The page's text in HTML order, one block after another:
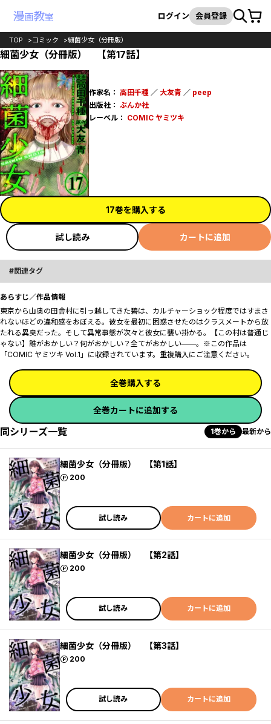
検索
ログイン 会員登録カート
TOP コミック 細菌少女（分冊版）
細菌少女（分冊版） 【第17話】
作家名： 高田千種 ／ 大友青 ／ peep
出版社： ぶんか社
レーベル： COMIC ヤミツキ
17巻を購入する
試し読み カートに追加
関連タグ
あらすじ／作品情報
東京から山奥の田舎村に引っ越してきた碧は、カルチャーショック程度ではすまさ
れないほどの違和感をおぼえる。彼女を最初に困惑させたのはクラスメートから放
たれる異臭だった。そして異常事態が次々と彼女に襲い掛かる。【この村は普通じ
ゃない】誰がおかしい？何がおかしい？全てがおかしい——。※この作品は
「COMIC ヤミツキ Vol.1」に収録されています。重複購入にご注意ください。
全巻購入する
全巻カートに追加する
同シリーズ一覧 1巻から 最新から
細菌少女（分冊版） 【第1話】
200
ポイント
試し読み カートに追加
細菌少女（分冊版） 【第2話】
200
ポイント
試し読み カートに追加
細菌少女（分冊版） 【第3話】
200
ポイント
試し読み カートに追加